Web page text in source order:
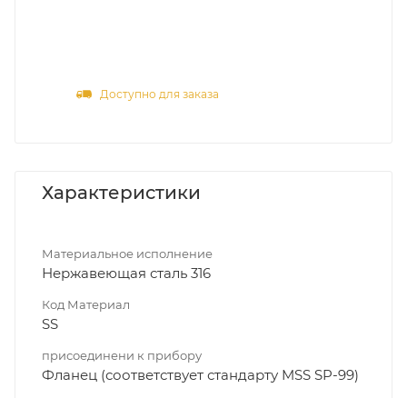
Доступно для заказа
Характеристики
Материальное исполнение
Нержавеющая сталь 316
Код Материал
SS
присоединени к прибору
Фланец (соответствует стандарту MSS SP-99)